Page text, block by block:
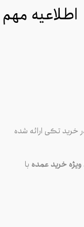
اطلاعیه مهم
خرید تکی ارائه شده
خرید عمده با